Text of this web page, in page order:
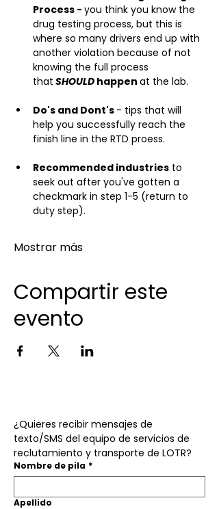
Process - you think you know the
drug testing process, but this is
where so many drivers end up with
another violation because of not
knowing the full process
that SHOULD happen at the lab.
Do's and Dont's - tips that will
help you successfully reach the
finish line in the RTD proess.
Recommended industries to
seek out after you've gotten a
checkmark in step 1-5 (return to
duty step).
Mostrar más
Compartir este
evento
¿Quieres recibir mensajes de
texto/SMS del equipo de servicios de
reclutamiento y transporte de LOTR?
Nombre de pila *
Apellido